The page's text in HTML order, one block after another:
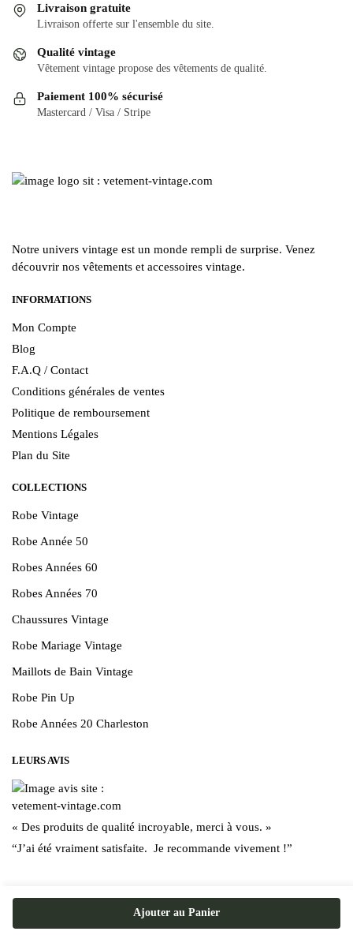
Ajouter au Panier
Livraison gratuite
Livraison offerte sur l'ensemble du site.
Qualité vintage
Vêtement vintage propose des vêtements de qualité.
Paiement 100% sécurisé
Mastercard / Visa / Stripe
Notre univers vintage est un monde rempli de surprise. Venez
découvrir nos vêtements et accessoires vintage.
INFORMATIONS
Mon Compte
Blog
F.A.Q / Contact
Conditions générales de ventes
Politique de remboursement
Mentions Légales
Plan du Site
COLLECTIONS
Robe Vintage
Robe Année 50
Robes Années 60
Robes Années 70
Chaussures Vintage
Robe Mariage Vintage
Maillots de Bain Vintage
Robe Pin Up
Robe Années 20 Charleston
LEURS AVIS
« Des produits de qualité incroyable, merci à vous. »
“J’ai été vraiment satisfaite. Je recommande vivement !”